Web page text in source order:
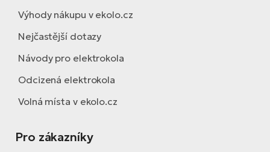
Výhody nákupu v ekolo.cz
Nejčastější dotazy
Návody pro elektrokola
Odcizená elektrokola
Volná místa v ekolo.cz
Pro zákazníky